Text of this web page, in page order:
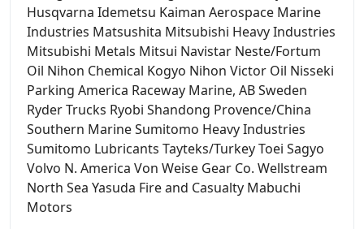
Husqvarna Idemetsu Kaiman Aerospace Marine
Industries Matsushita Mitsubishi Heavy Industries
Mitsubishi Metals Mitsui Navistar Neste/Fortum
Oil Nihon Chemical Kogyo Nihon Victor Oil Nisseki
Parking America Raceway Marine, AB Sweden
Ryder Trucks Ryobi Shandong Provence/China
Southern Marine Sumitomo Heavy Industries
Sumitomo Lubricants Tayteks/Turkey Toei Sagyo
Volvo N. America Von Weise Gear Co. Wellstream
North Sea Yasuda Fire and Casualty Mabuchi
Motors